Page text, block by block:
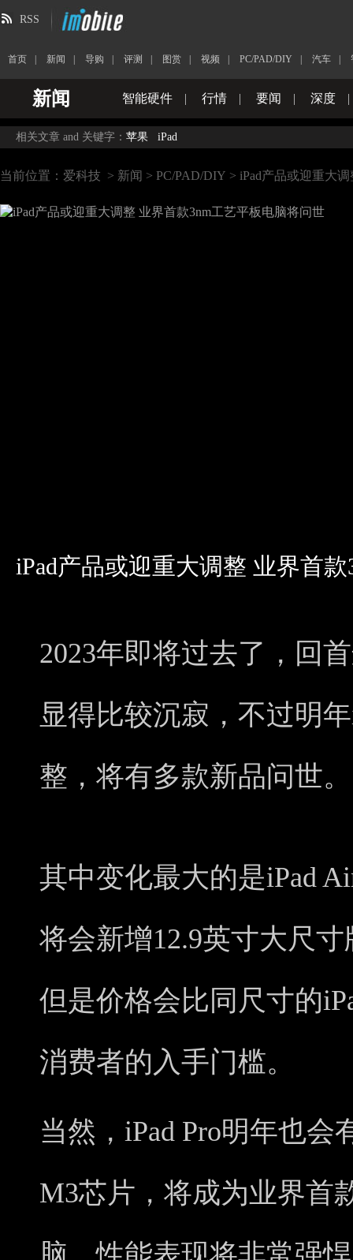
RSS
首页 新闻 导购 评测 图赏 视频 PC/PAD/DIY 汽车
新闻 智能硬件 | 行情 | 要闻 | 深度 |
相关文章 and 关键字： 苹果 iPad
当前位置： 爱科技 > 新闻 > PC/PAD/DIY > iPad产品或迎重大
iPad产品或迎重大调整 业界首
2023年即将过去了，回
显得比较沉寂，不过明
整，将有多款新品问世。
其中变化最大的是iPad
将会新增12.9英寸大尺
但是价格会比同尺寸的
消费者的入手门槛。
当然，iPad Pro明年也
M3芯片，将成为业界首